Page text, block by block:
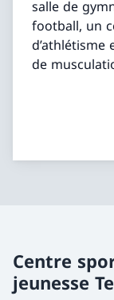
salle de
football, un
d’athlétisme
de
Centre
jeunesse